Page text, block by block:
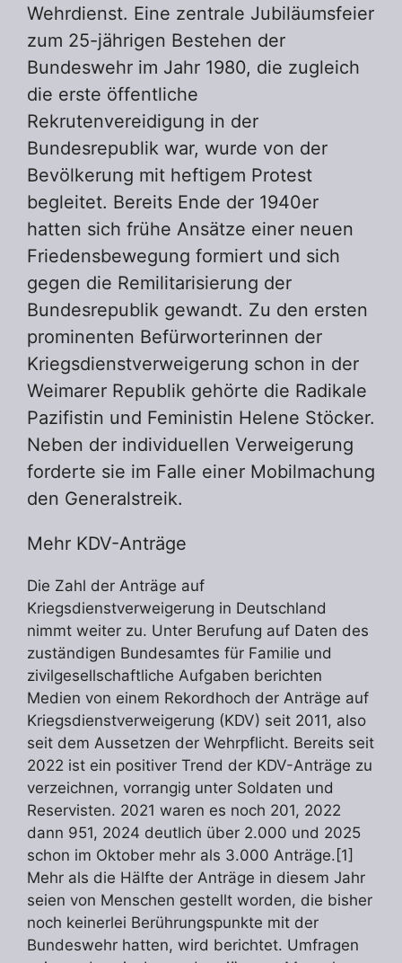
Wehrdienst. Eine zentrale Jubiläumsfeier
zum 25-jährigen Bestehen der
Bundeswehr im Jahr 1980, die zugleich
die erste öffentliche
Rekrutenvereidigung in der
Bundesrepublik war, wurde von der
Bevölkerung mit heftigem Protest
begleitet. Bereits Ende der 1940er
hatten sich frühe Ansätze einer neuen
Friedensbewegung formiert und sich
gegen die Remilitarisierung der
Bundesrepublik gewandt. Zu den ersten
prominenten Befürworterinnen der
Kriegsdienstverweigerung schon in der
Weimarer Republik gehörte die Radikale
Pazifistin und Feministin Helene Stöcker.
Neben der individuellen Verweigerung
forderte sie im Falle einer Mobilmachung
den Generalstreik.
Mehr KDV-Anträge
Die Zahl der Anträge auf
Kriegsdienstverweigerung in Deutschland
nimmt weiter zu. Unter Berufung auf Daten des
zuständigen Bundesamtes für Familie und
zivilgesellschaftliche Aufgaben berichten
Medien von einem Rekordhoch der Anträge auf
Kriegsdienstverweigerung (KDV) seit 2011, also
seit dem Aussetzen der Wehrpflicht. Bereits seit
2022 ist ein positiver Trend der KDV-Anträge zu
verzeichnen, vorrangig unter Soldaten und
Reservisten. 2021 waren es noch 201, 2022
dann 951, 2024 deutlich über 2.000 und 2025
schon im Oktober mehr als 3.000 Anträge.[1]
Mehr als die Hälfte der Anträge in diesem Jahr
seien von Menschen gestellt worden, die bisher
noch keinerlei Berührungspunkte mit der
Bundeswehr hatten, wird berichtet. Umfragen